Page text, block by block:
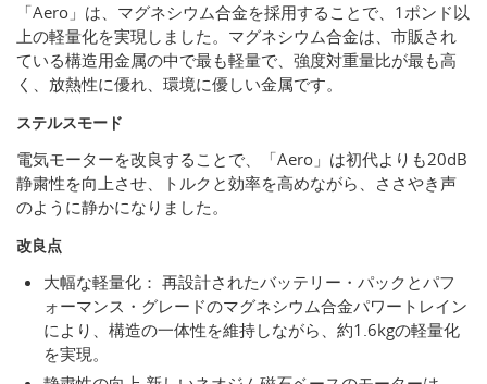
「Aero」は、マグネシウム合金を採用することで、1ポンド以
上の軽量化を実現しました。マグネシウム合金は、市販され
ている構造用金属の中で最も軽量で、強度対重量比が最も高
く、放熱性に優れ、環境に優しい金属です。
ステルスモード
電気モーターを改良することで、「Aero」は初代よりも20dB
静粛性を向上させ、トルクと効率を高めながら、ささやき声
のように静かになりました。
改良点
大幅な軽量化： 再設計されたバッテリー・パックとパフ
ォーマンス・グレードのマグネシウム合金パワートレイン
により、構造の一体性を維持しながら、約1.6kgの軽量化
を実現。